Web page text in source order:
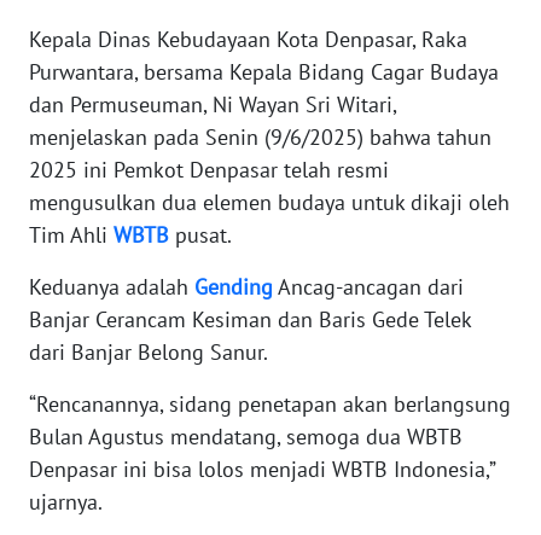
Kepala Dinas Kebudayaan Kota Denpasar, Raka
Purwantara, bersama Kepala Bidang Cagar Budaya
dan Permuseuman, Ni Wayan Sri Witari,
menjelaskan pada Senin (9/6/2025) bahwa tahun
2025 ini Pemkot Denpasar telah resmi
mengusulkan dua elemen budaya untuk dikaji oleh
Tim Ahli WBTB pusat.
Keduanya adalah Gending Ancag-ancagan dari
Banjar Cerancam Kesiman dan Baris Gede Telek
dari Banjar Belong Sanur.
“Rencanannya, sidang penetapan akan berlangsung
Bulan Agustus mendatang, semoga dua WBTB
Denpasar ini bisa lolos menjadi WBTB Indonesia,”
ujarnya.
WN
JAKARTA
WN
JABAR
WN
WN
NTT
WN
KEPRI
WN